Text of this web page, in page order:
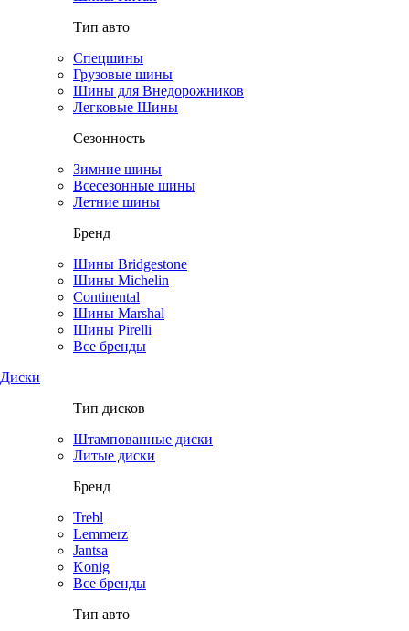
Тип авто
Спецшины
Грузовые шины
Шины для Внедорожников
Легковые Шины
Сезонность
Зимние шины
Всесезонные шины
Летние шины
Бренд
Шины Bridgestone
Шины Michelin
Continental
Шины Marshal
Шины Pirelli
Все бренды
Диски
Тип дисков
Штампованные диски
Литые диски
Бренд
Trebl
Lemmerz
Jantsa
Konig
Все бренды
Тип авто